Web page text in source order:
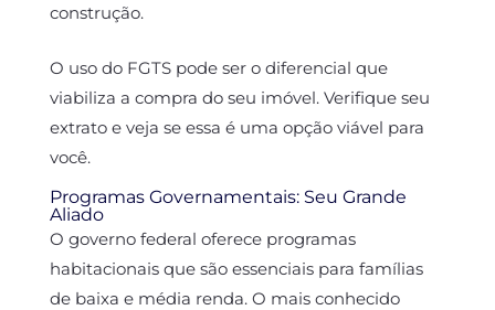
construção.
O uso do FGTS pode ser o diferencial que
viabiliza a compra do seu imóvel. Verifique seu
extrato e veja se essa é uma opção viável para
você.
Programas Governamentais: Seu Grande
Aliado
O governo federal oferece programas
habitacionais que são essenciais para famílias
de baixa e média renda. O mais conhecido